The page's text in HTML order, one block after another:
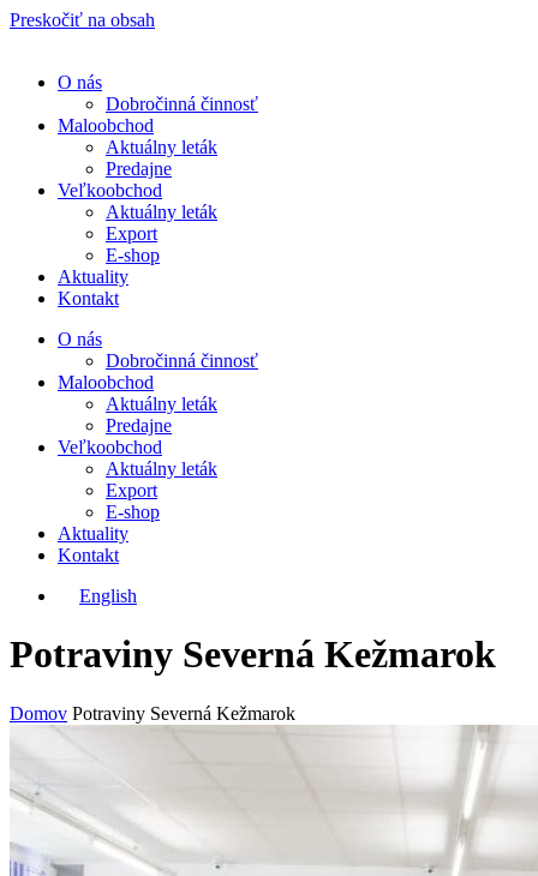
Preskočiť na obsah
O nás
Dobročinná činnosť
Maloobchod
Aktuálny leták
Predajne
Veľkoobchod
Aktuálny leták
Export
E-shop
Aktuality
Kontakt
O nás
Dobročinná činnosť
Maloobchod
Aktuálny leták
Predajne
Veľkoobchod
Aktuálny leták
Export
E-shop
Aktuality
Kontakt
English
Potraviny Severná Kežmarok
Domov Potraviny Severná Kežmarok